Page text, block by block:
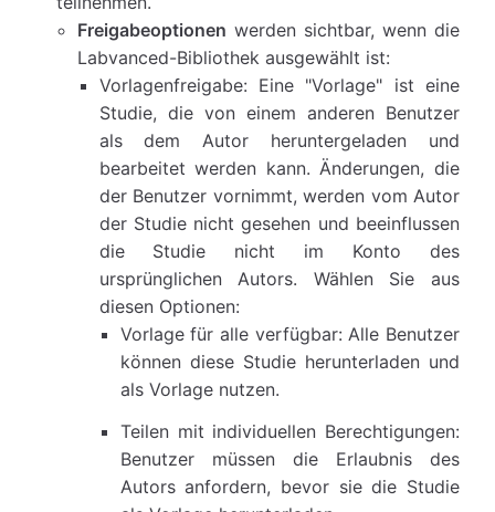
Freigabeoptionen werden sichtbar, wenn die
Labvanced-Bibliothek ausgewählt ist:
Vorlagenfreigabe: Eine "Vorlage" ist eine
Studie, die von einem anderen Benutzer
als dem Autor heruntergeladen und
bearbeitet werden kann. Änderungen, die
der Benutzer vornimmt, werden vom Autor
der Studie nicht gesehen und beeinflussen
die Studie nicht im Konto des
ursprünglichen Autors. Wählen Sie aus
diesen Optionen:
Vorlage für alle verfügbar: Alle Benutzer
können diese Studie herunterladen und
als Vorlage nutzen.
Teilen mit individuellen Berechtigungen:
Benutzer müssen die Erlaubnis des
Autors anfordern, bevor sie die Studie